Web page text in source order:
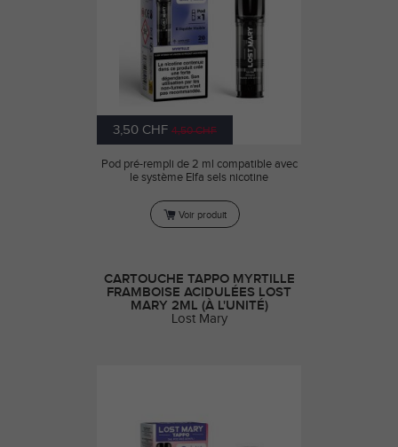
3,50 CHF 4,50 CHF
Pod pré-rempli de 2 ml compatible avec
le système Elfa sels nicotine
Voir produit
CARTOUCHE TAPPO MYRTILLE
FRAMBOISE ACIDULÉES LOST
MARY 2ML (À L'UNITÉ)
Lost Mary